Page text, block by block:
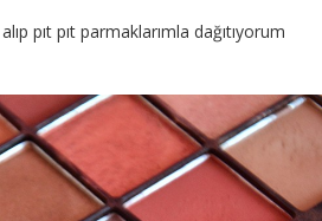
pıt pıt parmaklarımla dağıtıyorum